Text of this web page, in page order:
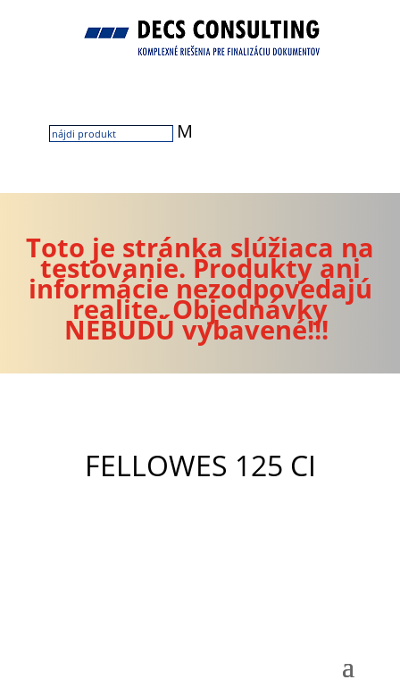
M
Toto je stránka slúžiaca na
testovanie. Produkty ani
informácie nezodpovedajú
realite. Objednávky
NEBUDÚ vybavené!!!
FELLOWES 125 CI